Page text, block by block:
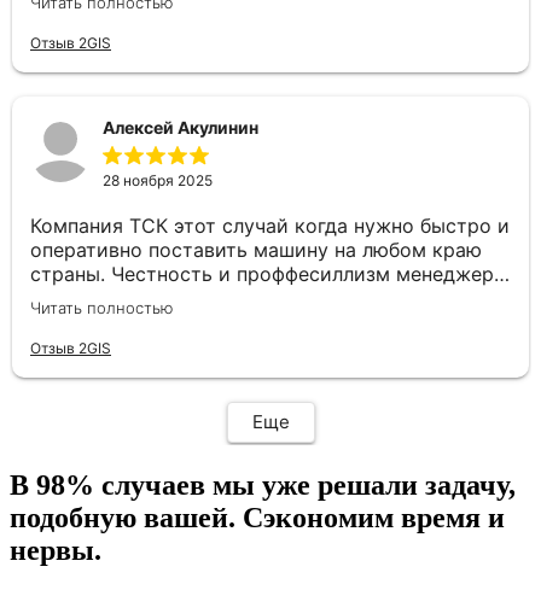
маршрут, водитель был на связи, груз доставили
в целости и даже раньше срока. Сотрудники
надежные партнеры😊
Отзыв 2GIS
Алексей Акулинин
28 ноября 2025
Компания ТСК этот случай когда нужно быстро и
оперативно поставить машину на любом краю
страны. Честность и проффесиллизм менеджера
Евгения располагает к плодотворному
сотрудничеству. Рекомендую данную компанию
как надёжного партнера по перевозкам
Читать полностью
Отзыв 2GIS
Еще
В 98% случаев мы уже решали задачу,
подобную вашей. Сэкономим время и
нервы.